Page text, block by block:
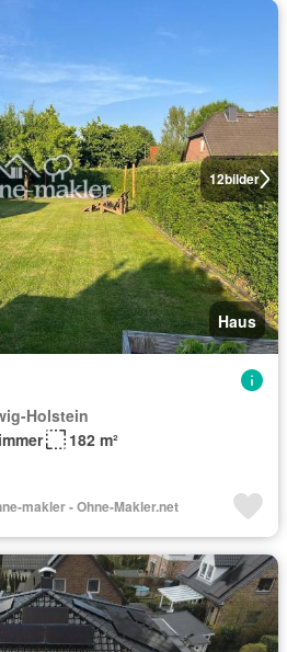
12bilder
Haus
Holstein
182 m²
makler - Ohne-Makler.net